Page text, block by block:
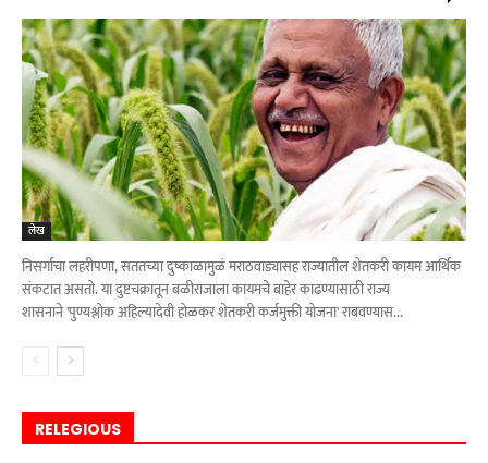
लेख
निसर्गाचा लहरीपणा, सततच्या दुष्काळामुळं मराठवाड्यासह राज्यातील शेतकरी कायम आर्थिक
संकटात असतो. या दुष्टचक्रातून बळीराजाला कायमचे बाहेर काढण्यासाठी राज्य
शासनाने 'पुण्यश्लोक अहिल्यादेवी होळकर शेतकरी कर्जमुक्ती योजना' राबवण्यास...
RELEGIOUS